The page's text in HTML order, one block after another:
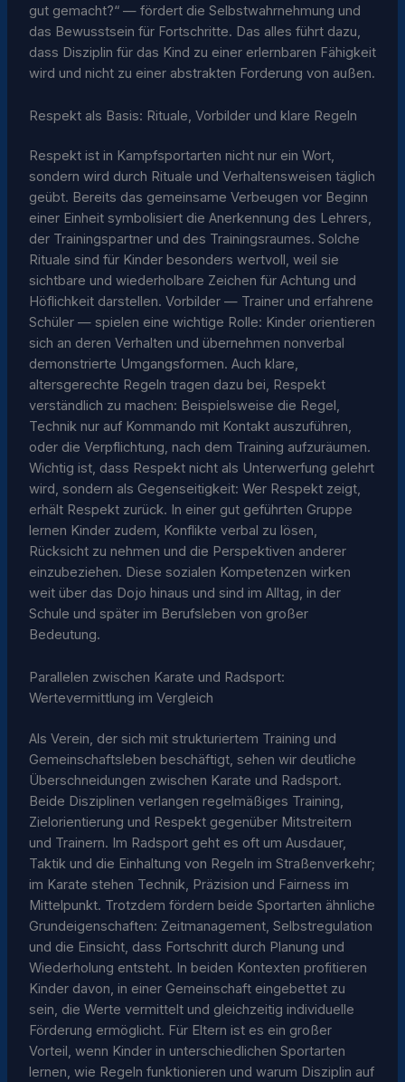
gut gemacht?“ — fördert die Selbstwahrnehmung und
das Bewusstsein für Fortschritte. Das alles führt dazu,
dass Disziplin für das Kind zu einer erlernbaren Fähigkeit
wird und nicht zu einer abstrakten Forderung von außen.
Respekt als Basis: Rituale, Vorbilder und klare Regeln
Respekt ist in Kampfsportarten nicht nur ein Wort,
sondern wird durch Rituale und Verhaltensweisen täglich
geübt. Bereits das gemeinsame Verbeugen vor Beginn
einer Einheit symbolisiert die Anerkennung des Lehrers,
der Trainingspartner und des Trainingsraumes. Solche
Rituale sind für Kinder besonders wertvoll, weil sie
sichtbare und wiederholbare Zeichen für Achtung und
Höflichkeit darstellen. Vorbilder — Trainer und erfahrene
Schüler — spielen eine wichtige Rolle: Kinder orientieren
sich an deren Verhalten und übernehmen nonverbal
demonstrierte Umgangsformen. Auch klare,
altersgerechte Regeln tragen dazu bei, Respekt
verständlich zu machen: Beispielsweise die Regel,
Technik nur auf Kommando mit Kontakt auszuführen,
oder die Verpflichtung, nach dem Training aufzuräumen.
Wichtig ist, dass Respekt nicht als Unterwerfung gelehrt
wird, sondern als Gegenseitigkeit: Wer Respekt zeigt,
erhält Respekt zurück. In einer gut geführten Gruppe
lernen Kinder zudem, Konflikte verbal zu lösen,
Rücksicht zu nehmen und die Perspektiven anderer
einzubeziehen. Diese sozialen Kompetenzen wirken
weit über das Dojo hinaus und sind im Alltag, in der
Schule und später im Berufsleben von großer
Bedeutung.
Parallelen zwischen Karate und Radsport:
Wertevermittlung im Vergleich
Als Verein, der sich mit strukturiertem Training und
Gemeinschaftsleben beschäftigt, sehen wir deutliche
Überschneidungen zwischen Karate und Radsport.
Beide Disziplinen verlangen regelmäßiges Training,
Zielorientierung und Respekt gegenüber Mitstreitern
und Trainern. Im Radsport geht es oft um Ausdauer,
Taktik und die Einhaltung von Regeln im Straßenverkehr;
im Karate stehen Technik, Präzision und Fairness im
Mittelpunkt. Trotzdem fördern beide Sportarten ähnliche
Grundeigenschaften: Zeitmanagement, Selbstregulation
und die Einsicht, dass Fortschritt durch Planung und
Wiederholung entsteht. In beiden Kontexten profitieren
Kinder davon, in einer Gemeinschaft eingebettet zu
sein, die Werte vermittelt und gleichzeitig individuelle
Förderung ermöglicht. Für Eltern ist es ein großer
Vorteil, wenn Kinder in unterschiedlichen Sportarten
lernen, wie Regeln funktionieren und warum Disziplin auf